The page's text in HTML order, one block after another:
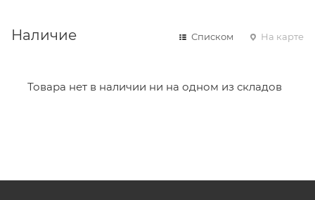
Наличие Списком На карте
Товара нет в наличии ни на одном из складов